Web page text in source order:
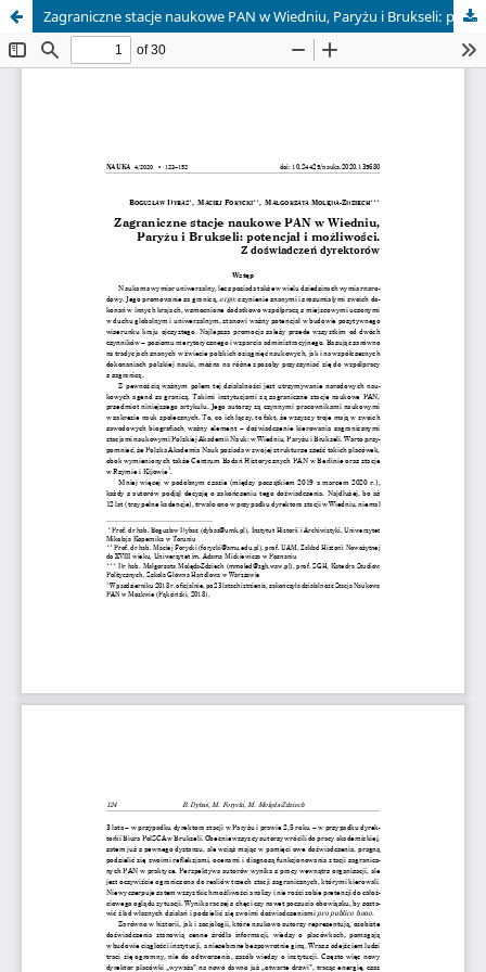
Zagraniczne stacje naukowe PAN w Wiedniu, Paryżu i Brukseli: potencjał i możliwości. Z doświadczeń dyrektorów